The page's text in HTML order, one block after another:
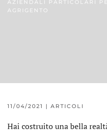
AZIENDALI PARTICOLARI
AGRIGENTO
11/04/2021 | ARTICOLI
Hai costruito una bella